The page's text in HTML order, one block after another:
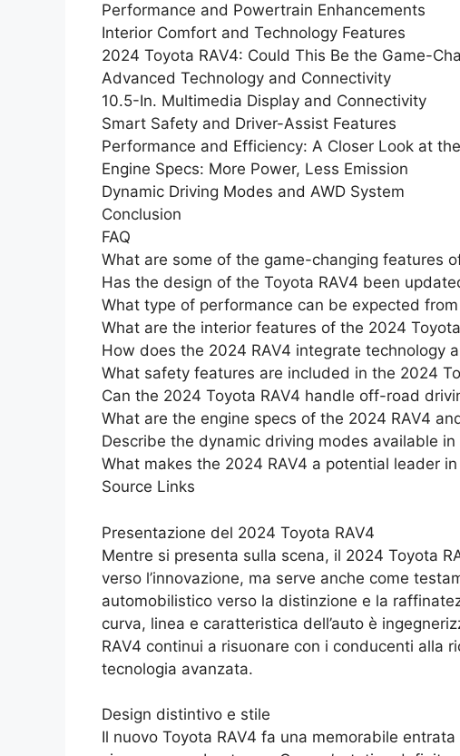
Performance and Powertrain Enhancements
Interior Comfort and Technology Features
2024 Toyota RAV4: Could This Be the Game-
Advanced Technology and Connectivity
10.5-In. Multimedia Display and Connectivity
Smart Safety and Driver-Assist Features
Performance and Efficiency: A Closer Look at
Engine Specs: More Power, Less Emission
Dynamic Driving Modes and AWD System
Conclusion
FAQ
What are some of the game-changing features
Has the design of the Toyota RAV4 been
What type of performance can be expected from
What are the interior features of the 2024
How does the 2024 RAV4 integrate technology
What safety features are included in the 2024
Can the 2024 Toyota RAV4 handle off-road
What are the engine specs of the 2024 RAV4
Describe the dynamic driving modes available
What makes the 2024 RAV4 a potential leader
Source Links
Presentazione del 2024 Toyota RAV4
Mentre si presenta sulla scena, il 2024 Toyota
verso l’innovazione, ma serve anche come
automobilistico verso la distinzione e la
curva, linea e caratteristica dell’auto è
RAV4 continui a risuonare con i conducenti alla
tecnologia avanzata.
Design distintivo e stile
Il nuovo Toyota RAV4 fa una memorabile